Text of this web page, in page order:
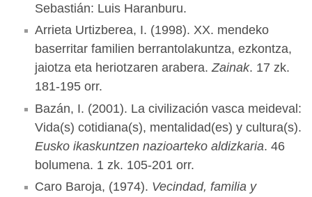
Sebastián: Luis Haranburu.
Arrieta Urtizberea, I. (1998). XX. mendeko
baserritar familien berrantolakuntza, ezkontza,
jaiotza eta heriotzaren arabera.Zainak. 17 zk.
181-195 orr.
Bazán, I. (2001). La civilización vasca meideval:
Vida(s) cotidiana(s), mentalidad(es) y cultura(s).
Eusko ikaskuntzen nazioarteko aldizkaria. 46
bolumena. 1 zk. 105-201 orr.
Caro Baroja, (1974). Vecindad, familia y